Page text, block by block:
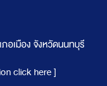
ภอเมือง จังหวัดนนทบุรี
click here ]